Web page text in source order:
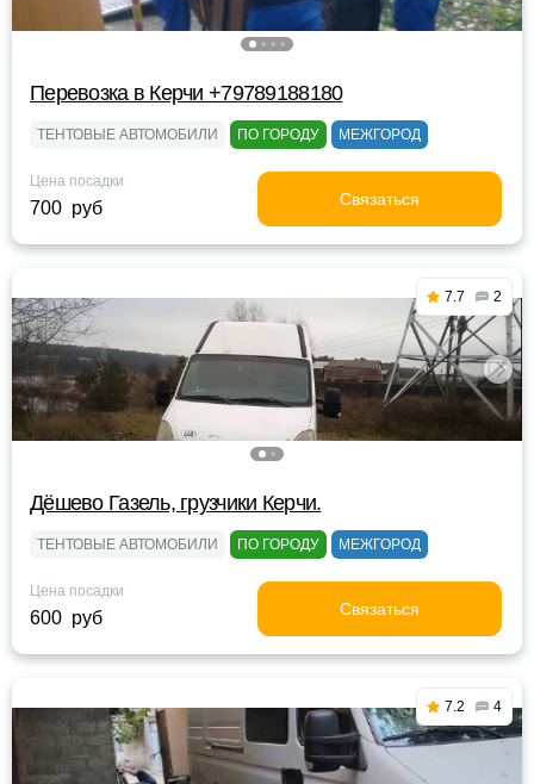
Перевозка в Керчи +79789188180
ТЕНТОВЫЕ АВТОМОБИЛИ ПО ГОРОДУ МЕЖГОРОД
Цена посадки
700 руб Связаться
7.7 2
Дёшево Газель, грузчики Керчи.
ТЕНТОВЫЕ АВТОМОБИЛИ ПО ГОРОДУ МЕЖГОРОД
Цена посадки
600 руб Связаться
7.2 4